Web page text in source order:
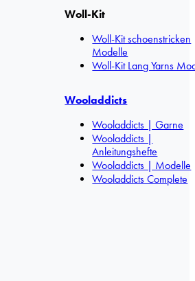
Woll-Kit
Woll-Kit schoenstricken
Modelle
Woll-Kit Lang Yarns
Wooladdicts
Wooladdicts | Garne
Wooladdicts |
Anleitungshefte
Wooladdicts | Modelle
Wooladdicts Complete